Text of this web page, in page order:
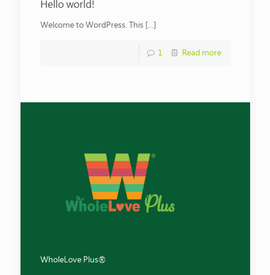
Hello world!
Welcome to WordPress. This[…]
1 Read more
WholeLove Plus®